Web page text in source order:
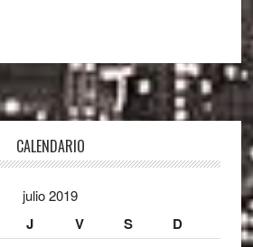
CALENDARIO
julio 2019
J V S D